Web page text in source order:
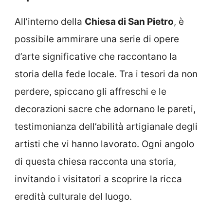
All’interno della Chiesa di San Pietro, è
possibile ammirare una serie di opere
d’arte significative che raccontano la
storia della fede locale. Tra i tesori da non
perdere, spiccano gli affreschi e le
decorazioni sacre che adornano le pareti,
testimonianza dell’abilità artigianale degli
artisti che vi hanno lavorato. Ogni angolo
di questa chiesa racconta una storia,
invitando i visitatori a scoprire la ricca
eredità culturale del luogo.